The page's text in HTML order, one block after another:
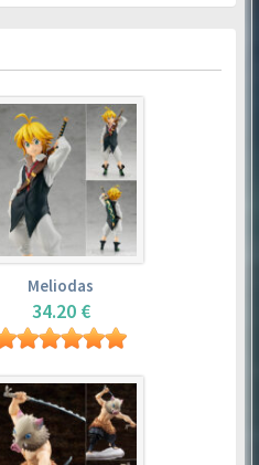
Meliodas
34.20 €